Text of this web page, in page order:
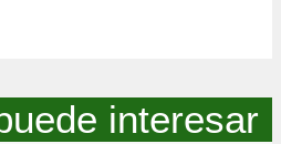
interesar